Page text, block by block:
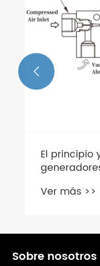

Sobre nosotros